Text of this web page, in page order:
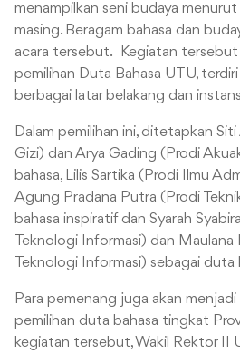
menampilkan seni budaya
masing. Beragam bahasa dan
acara tersebut. Kegiatan tersebut
pemilihan Duta Bahasa UTU,
berbagai latar belakang dan
Dalam pemilihan ini, ditetapkan
Gizi) dan Arya Gading (Prodi
bahasa, Lilis Sartika (Prodi Ilmu
Agung Pradana Putra (Prodi
bahasa inspiratif dan Syarah
Teknologi Informasi) dan
Teknologi Informasi) sebagai
Para pemenang juga akan
pemilihan duta bahasa tingkat
kegiatan tersebut, Wakil Rektor II